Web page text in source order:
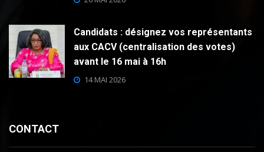
Candidats : désignez vos représentants
aux CACV (centralisation des votes)
avant le 16 mai à 16h
14 MAI 2026
CONTACT